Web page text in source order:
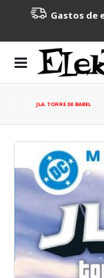
Gastos de
Toggle
Nav
JLA. TORRE DE BABEL
Saltar
final
de
galería
de
imágenes